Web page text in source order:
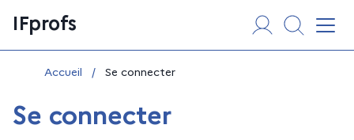
au
contenu
IFprofs
Vous êtes ici :
Accueil / Se connecter
Se connecter